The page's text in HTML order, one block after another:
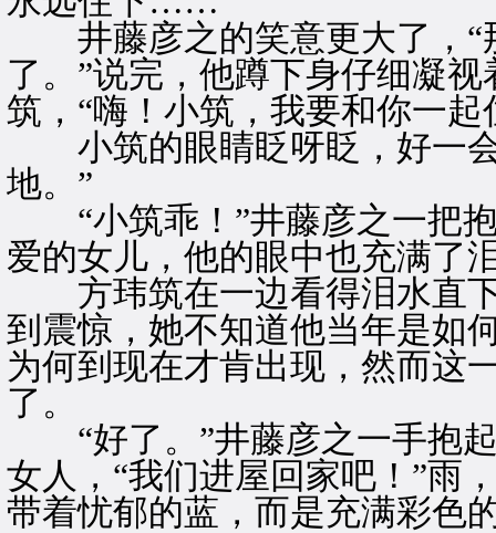
井藤彦之的笑意更大了，“
了。”说完，他蹲下身仔细凝
筑，“嗨！小筑，我要和你一
小筑的眼睛眨呀眨，好一会
地。”
“小筑乖！”井藤彦之一把抱
爱的女儿，他的眼中也充满了
方玮筑在一边看得泪水直下
到震惊，她不知道他当年是如
为何到现在才肯出现，然而这
了。
“好了。”井藤彦之一手抱起
女人，“我们进屋回家吧！”雨
带着忧郁的蓝，而是充满彩色